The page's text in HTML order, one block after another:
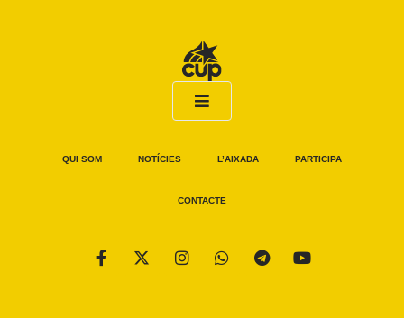
QUI SOM NOTÍCIES L’AIXADA PARTICIPA
CONTACTE